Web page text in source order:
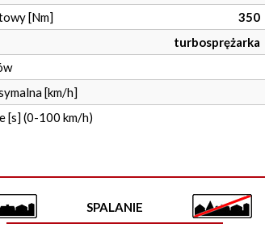
[Nm]
350
turbosprężarka
[km/h]
[s] (0-100 km/h)
SPALANIE